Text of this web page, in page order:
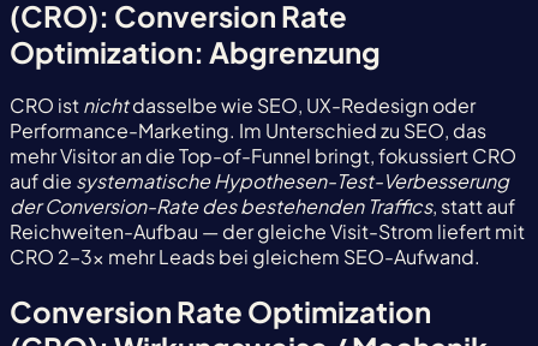
(CRO): Conversion Rate
Optimization: Abgrenzung
CRO istnichtdasselbe wie SEO, UX-Redesign oder
Performance-Marketing. Im Unterschied zu SEO, das
mehr Visitor an die Top-of-Funnel bringt, fokussiert CRO
auf die systematische Hypothesen-Test-Verbesserung
der Conversion-Rate des bestehenden Traffics, statt auf
Reichweiten-Aufbau — der gleiche Visit-Strom liefert mit
CRO 2–3x mehr Leads bei gleichem SEO-Aufwand.
Conversion Rate Optimization